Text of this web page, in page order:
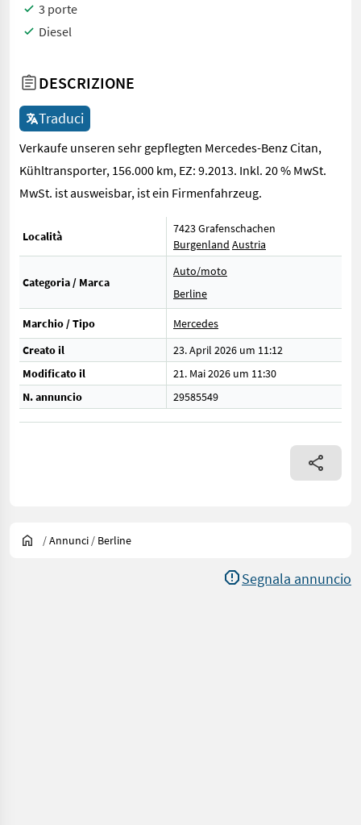
3 porte
Diesel
DESCRIZIONE
Traduci
Verkaufe unseren sehr gepflegten Mercedes-Benz Citan,
Kühltransporter, 156.000 km, EZ: 9.2013. Inkl. 20 % MwSt.
MwSt. ist ausweisbar, ist ein Firmenfahrzeug.
Località
7423 Grafenschachen
Burgenland Austria
Categoria / Marca
Auto/moto
Berline
Marchio / Tipo
Mercedes
Creato il
23. April 2026 um 11:12
Modificato il
21. Mai 2026 um 11:30
N. annuncio
29585549
/Annunci / Berline
Segnala annuncio